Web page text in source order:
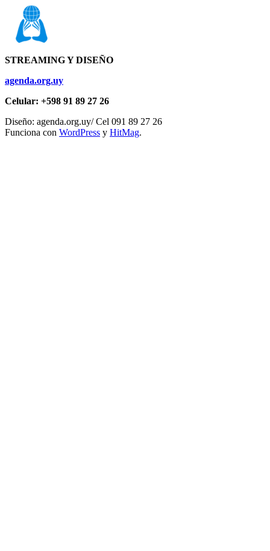
STREAMING Y DISEÑO
agenda.org.uy
Celular: +598 91 89 27 26
Diseño: agenda.org.uy/ Cel 091 89 27 26
Funciona con WordPress y HitMag.